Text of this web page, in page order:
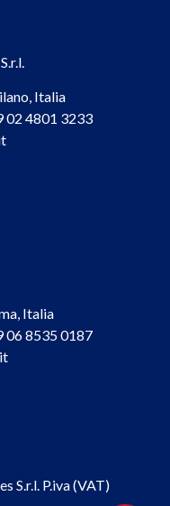
Italia
02 4801 3233
Italia
06 8535 0187
S.r.l. P.iva (VAT)